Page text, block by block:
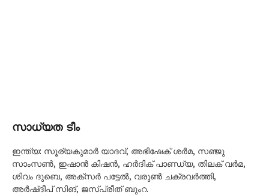
സാധ്യത ടീം
ഇന്ത്യ: സൂര്യകുമാർ യാദവ്, അഭിഷേക് ശർമ, സഞ്ജു
സാംസൺ, ഇഷാൻ കിഷൻ, ഹർദിക് പാണ്ഡ്യ, തിലക് വർമ,
ശിവം ദുബെ, അക്സർ പട്ടേൽ, വരുൺ ചക്രവർത്തി,
അർഷ്ദീപ് സിങ്, ജസ്പ്രീത് ബുംറ.